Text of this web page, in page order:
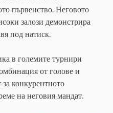
първенство. Неговото
залози демонстрира
под натиск.
в големите турнири
от голове и
конкурентното
на неговия мандат.